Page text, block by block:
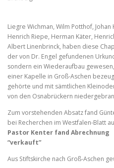
Liegre Wichman, Wilm Potthof,
Henrich Riepe, Herman Käter,
Albert Linenbrinck, haben diese
der von Dr. Engel gefundenen
sondern ein Wiederaufbau
einer Kapelle in Groß-Aschen
gehörte und mit sämtlichen
von den Osnabrückern
Zum vorstehenden Absatz fand
bei Recherchen im Westfalen-Blatt
Pastor Kenter fand
“verkauft”
Aus Stiftskirche nach Groß-Aschen